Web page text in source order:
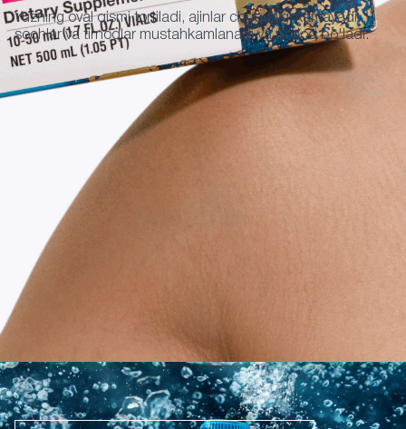
Yuzning oval qismi tortiladi, ajinlar chuqurligi kamayadi,
sochlar va tirnoqlar mustahkamlanadi va porloq bo'ladi.